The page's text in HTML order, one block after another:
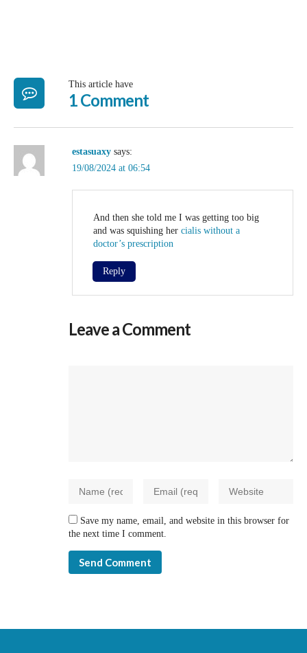
This article have
1 Comment
estasuaxy says:
19/08/2024 at 06:54
And then she told me I was getting too big
and was squishing her cialis without a
doctor’s prescription
Reply
Leave a Comment
Save my name, email, and website in this browser for
the next time I comment.